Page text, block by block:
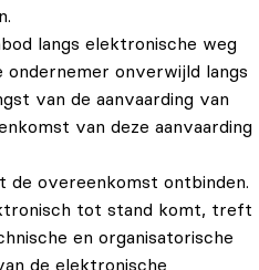
langs elektronische weg
onverwijld langs
van de aanvaarding van
van deze aanvaarding
de overeenkomst ontbinden.
tot stand komt, treft
en organisatorische
de elektronische